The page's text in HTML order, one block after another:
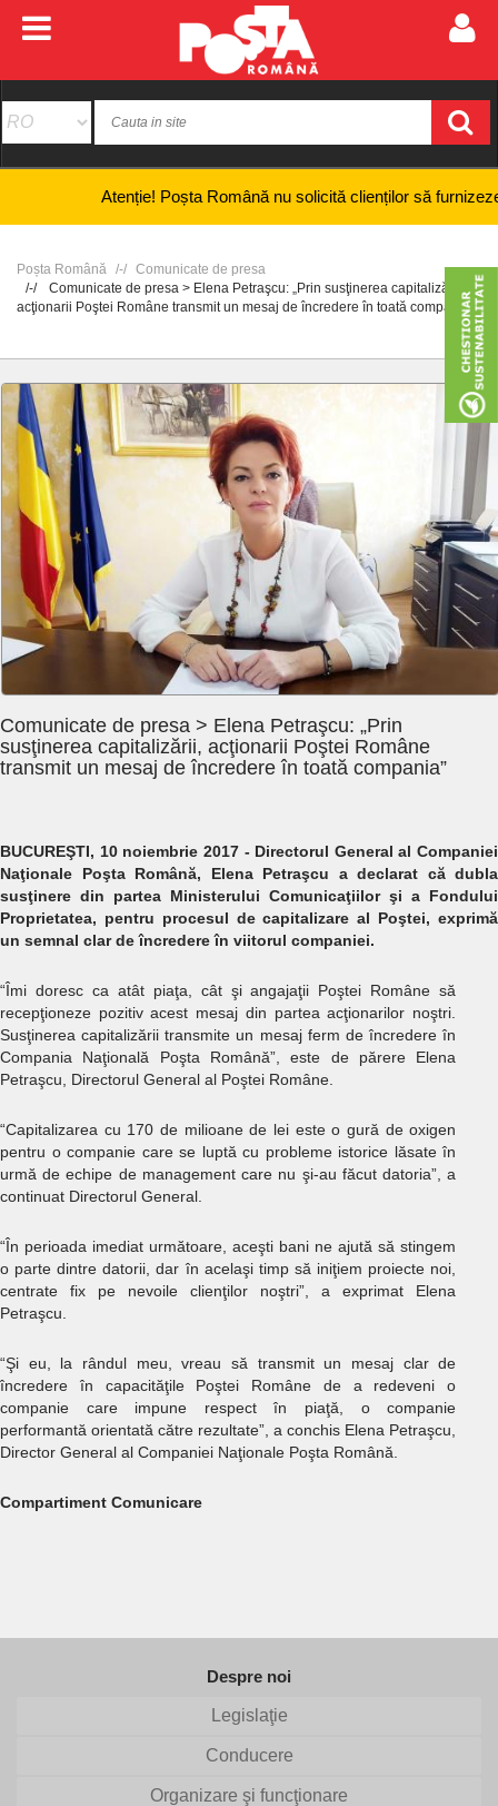
Atenție! Poșta Română nu solicită clienților să furnizeze
Poșta Română
Comunicate de presa
Comunicate de presa > Elena Petraşcu: „Prin susţinerea capitalizării,
acţionarii Poştei Române transmit un mesaj de încredere în toată compania”
Comunicate de presa > Elena Petraşcu: „Prin
susţinerea capitalizării, acţionarii Poştei Române
transmit un mesaj de încredere în toată compania”
BUCUREŞTI, 10 noiembrie 2017 - Directorul General al Companiei
Naţionale Poşta Română, Elena Petraşcu a declarat că dubla
susţinere din partea Ministerului Comunicaţiilor şi a Fondului
Proprietatea, pentru procesul de capitalizare al Poştei, exprimă
un semnal clar de încredere în viitorul companiei.
“Îmi doresc ca atât piaţa, cât şi angajaţii Poştei Române să
recepţioneze pozitiv acest mesaj din partea acţionarilor noştri.
Susţinerea capitalizării transmite un mesaj ferm de încredere în
Compania Naţională Poşta Română”, este de părere Elena
Petraşcu, Directorul General al Poştei Române.
“Capitalizarea cu 170 de milioane de lei este o gură de oxigen
pentru o companie care se luptă cu probleme istorice lăsate în
urmă de echipe de management care nu şi-au făcut datoria”, a
continuat Directorul General.
“În perioada imediat următoare, aceşti bani ne ajută să stingem
o parte dintre datorii, dar în acelaşi timp să iniţiem proiecte noi,
centrate fix pe nevoile clienţilor noştri”, a exprimat Elena
Petraşcu.
“Şi eu, la rândul meu, vreau să transmit un mesaj clar de
încredere în capacităţile Poştei Române de a redeveni o
companie care impune respect în piaţă, o companie
performantă orientată către rezultate”, a conchis Elena Petraşcu,
Director General al Companiei Naţionale Poşta Română.
Compartiment Comunicare
Despre noi
Legislaţie
Conducere
Organizare şi funcţionare